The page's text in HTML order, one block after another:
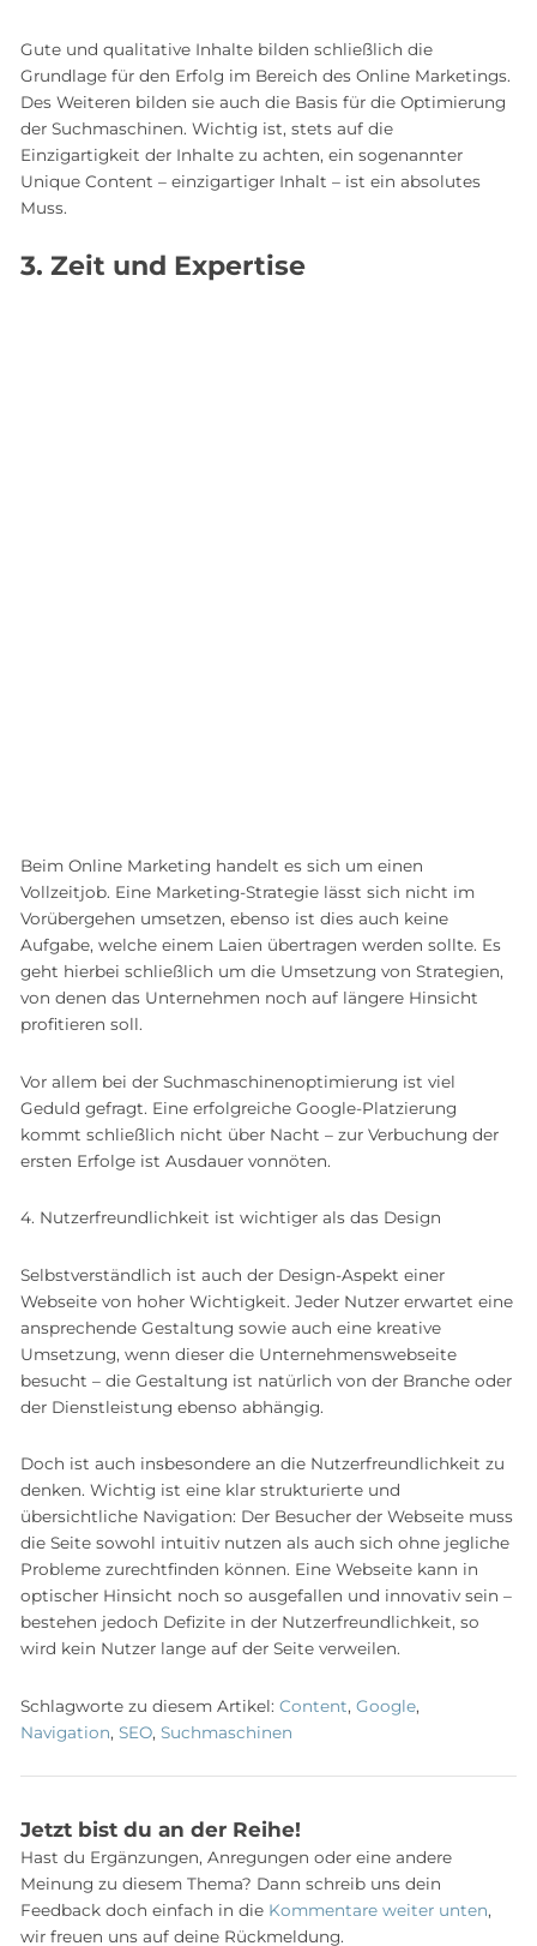
Gute und qualitative Inhalte bilden schließlich die
Grundlage für den Erfolg im Bereich des Online Marketings.
Des Weiteren bilden sie auch die Basis für die Optimierung
der Suchmaschinen. Wichtig ist, stets auf die
Einzigartigkeit der Inhalte zu achten, ein sogenannter
Unique Content – einzigartiger Inhalt – ist ein absolutes
Muss.
3. Zeit und Expertise
Beim Online Marketing handelt es sich um einen
Vollzeitjob. Eine Marketing-Strategie lässt sich nicht im
Vorübergehen umsetzen, ebenso ist dies auch keine
Aufgabe, welche einem Laien übertragen werden sollte. Es
geht hierbei schließlich um die Umsetzung von Strategien,
von denen das Unternehmen noch auf längere Hinsicht
profitieren soll.
Vor allem bei der Suchmaschinenoptimierung ist viel
Geduld gefragt. Eine erfolgreiche Google-Platzierung
kommt schließlich nicht über Nacht – zur Verbuchung der
ersten Erfolge ist Ausdauer vonnöten.
4. Nutzerfreundlichkeit ist wichtiger als das Design
Selbstverständlich ist auch der Design-Aspekt einer
Webseite von hoher Wichtigkeit. Jeder Nutzer erwartet eine
ansprechende Gestaltung sowie auch eine kreative
Umsetzung, wenn dieser die Unternehmenswebseite
besucht – die Gestaltung ist natürlich von der Branche oder
der Dienstleistung ebenso abhängig.
Doch ist auch insbesondere an die Nutzerfreundlichkeit zu
denken. Wichtig ist eine klar strukturierte und
übersichtliche Navigation: Der Besucher der Webseite muss
die Seite sowohl intuitiv nutzen als auch sich ohne jegliche
Probleme zurechtfinden können. Eine Webseite kann in
optischer Hinsicht noch so ausgefallen und innovativ sein –
bestehen jedoch Defizite in der Nutzerfreundlichkeit, so
wird kein Nutzer lange auf der Seite verweilen.
Schlagworte zu diesem Artikel: Content, Google,
Navigation, SEO, Suchmaschinen
Jetzt bist du an der Reihe!
Hast du Ergänzungen, Anregungen oder eine andere
Meinung zu diesem Thema? Dann schreib uns dein
Feedback doch einfach in die Kommentare weiter unten,
wir freuen uns auf deine Rückmeldung.